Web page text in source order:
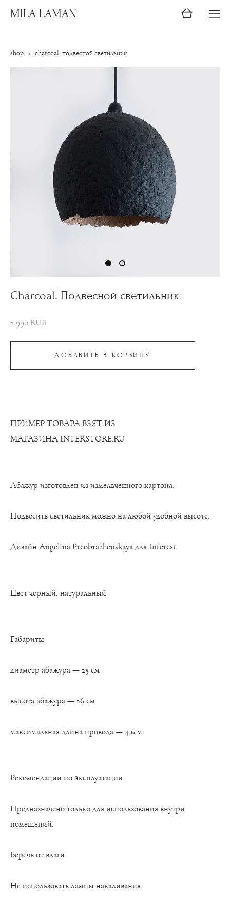
MILA LAMAN
shop > сharcoal. подвесной светильник
Сharcoal. Подвесной светильник
2 990 RUB
ДОБАВИТЬ В КОРЗИНУ
ПРИМЕР ТОВАРА ВЗЯТ ИЗ
МАГАЗИНА INTERSTORE.RU
Абажур изготовлен из измельченного картона.
Подвесить светильник можно на любой удобной высоте.
Дизайн Angelina Preobrazhenskaya для Interest
Цвет черный, натуральный
Габариты
диаметр абажура — 25 см
высота абажура — 26 см
максимальная длина провода — 4,6 м
Рекомендации по эксплуатации
Предназначено только для использования внутри
помещений.
Беречь от влаги.
Не использовать лампы накаливания.